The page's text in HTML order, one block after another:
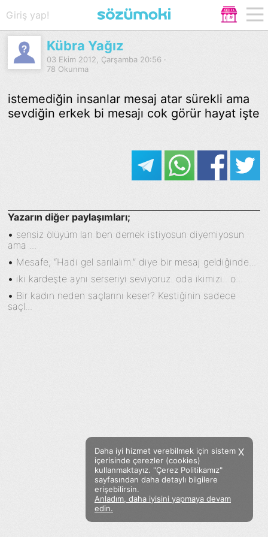
Facebook Twitter Instagram
Sözümoki © 2020 - V.8
Giriş yap!
Kübra Yağız
03 Ekim 2012, Çarşamba 20:56 ·
78 Okunma
istemediğin insanlar mesaj atar sürekli ama
sevdiğin erkek bi mesajı cok görür hayat işte
Yazarın diğer paylaşımları;
• sensiz ölüyüm lan ben demek istiyosun diyemiyosun
ama ...
• Mesafe; “Hadi gel sarılalım.” diye bir mesaj geldiğinde...
• iki kardeşte aynı serseriyi seviyoruz. oda ikimizi.. o...
• Bir kadın neden saçlarını keser? Kestiğinin sadece
saçl...
X
Daha iyi hizmet verebilmek için sistem
içerisinde çerezler (cookies)
kullanmaktayız. "Çerez Politikamız"
sayfasından daha detaylı bilgilere
erişebilirsin.
Anladım, daha iyisini yapmaya devam
edin.